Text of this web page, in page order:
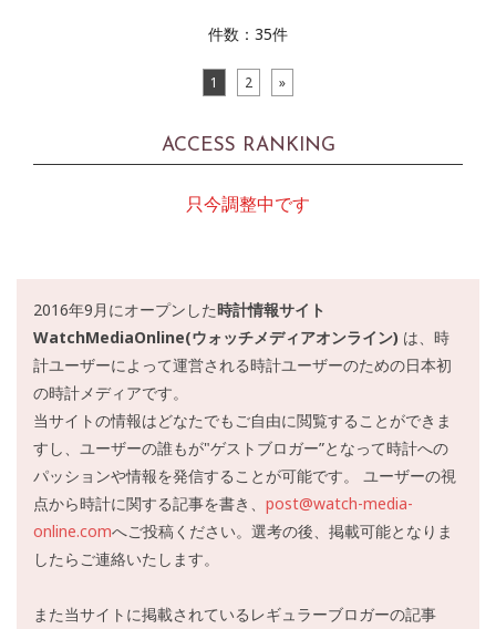
ョンからの新作ウォッ
件数：35件
1 2 »
ACCESS RANKING
只今調整中です
2016年9月にオープンした時計情報サイト
WatchMediaOnline(ウォッチメディアオンライン) は、時
計ユーザーによって運営される時計ユーザーのための日本初
の時計メディアです。
当サイトの情報はどなたでもご自由に閲覧することができま
すし、ユーザーの誰もが"ゲストブロガー”となって時計への
パッションや情報を発信することが可能です。 ユーザーの視
点から時計に関する記事を書き、 post@watch-media-
online.comへご投稿ください。選考の後、掲載可能となりま
したらご連絡いたします。
また当サイトに掲載されているレギュラーブロガーの記事